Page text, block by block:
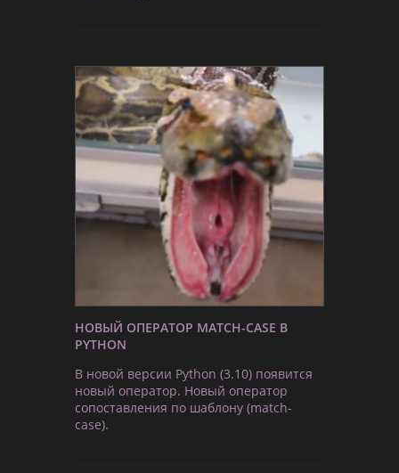
НОВЫЙ ОПЕРАТОР MATCH-CASE В
PYTHON
В новой версии Python (3.10) появится
новый оператор. Новый оператор
сопоставления по шаблону (match-
case).